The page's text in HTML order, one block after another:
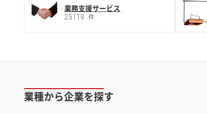
業務支援サービス
25119 件
業種から企業を探す